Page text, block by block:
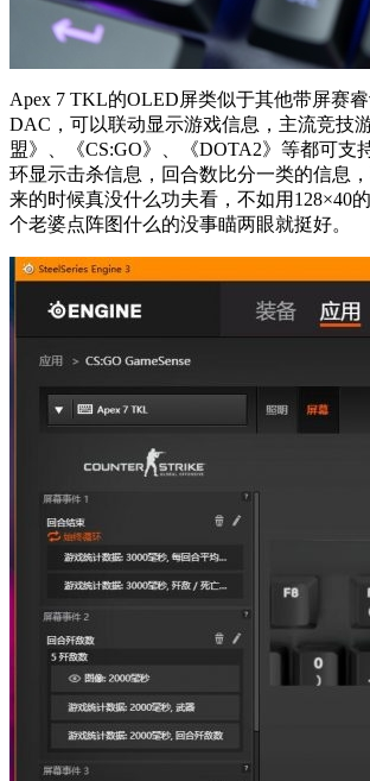
Apex 7 TKL的OLED屏类似于其他带屏赛
DAC，可以联动显示游戏信息，主流竞技
盟》、《CS:GO》、《DOTA2》等都可支
环显示击杀信息，回合数比分一类的信息
来的时候真没什么功夫看，不如用128×40
个老婆点阵图什么的没事瞄两眼就挺好。